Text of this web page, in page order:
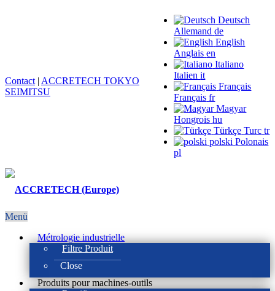
Deutsch
Allemand de
English
Anglais en
Italiano
Italien it
Français
Français fr
Magyar
Hongrois hu
Türkçe Turc tr
polski Polonais
pl
Contact | ACCRETECH TOKYO
SEIMITSU
Menü
Métrologie industrielle
Filtre Produit
Close
Produits pour machines-outils